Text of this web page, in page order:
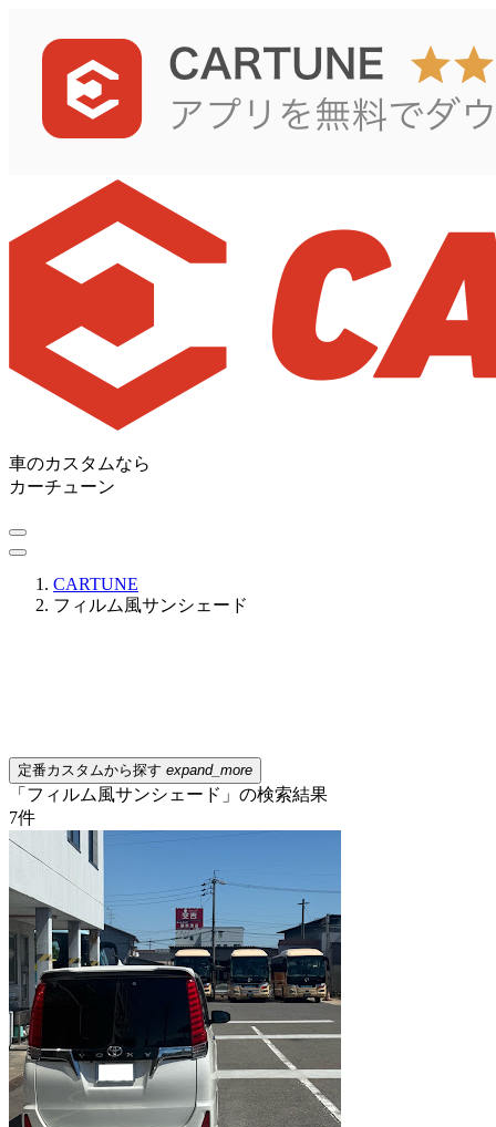
車のカスタムなら
カーチューン
CARTUNE
フィルム風サンシェード
定番カスタムから探す expand_more
「フィルム風サンシェード」の検索結果
7件